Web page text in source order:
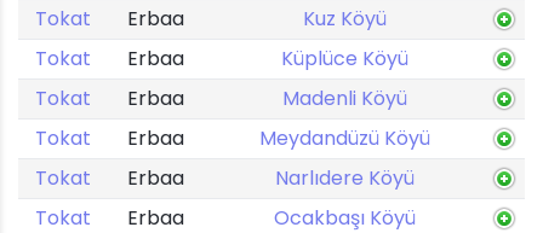
Tokat
Erbaa
Kuz Köyü
Tokat
Erbaa
Küplüce Köyü
Tokat
Erbaa
Madenli Köyü
Tokat
Erbaa
Meydandüzü Köyü
Tokat
Erbaa
Narlıdere Köyü
Tokat
Erbaa
Ocakbaşı Köyü